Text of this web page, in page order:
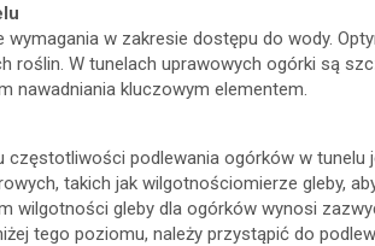
w zakresie dostępu do wody.
roślin. W tunelach uprawowych ogórki są
nawadniania kluczowym elementem.
podlewania ogórków w tunelu
takich jak wilgotnościomierze gleby,
wilgotności gleby dla ogórków wynosi
tego poziomu, należy przystąpić do